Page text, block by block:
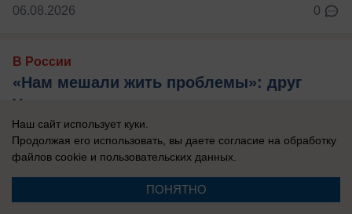
06.08.2026 0
В России
«Нам мешали жить проблемы»: друг
Усольцевых получил загадочное
сообщение от пропавшей семьи
Новая тайна Усольцевых: послание пришло
Наш сайт использует куки.
Продолжая его использовать, вы даете согласие на обработку
файлов cookie и пользовательских данных.
ПОНЯТНО